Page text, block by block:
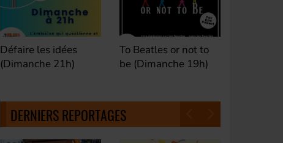
To Beatles or not to
be (Dimanche 19h)
Fan de Funk (Samedi
21h)
DERNIERS REPORTAGES